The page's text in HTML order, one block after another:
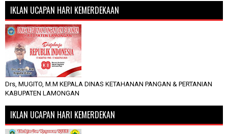
IKLAN UCAPAN HARI KEMERDEKAAN
Drs, MUGITO, M.M KEPALA DINAS KETAHANAN PANGAN & PERTANIAN
KABUPATEN LAMONGAN
IKLAN UCAPAN HARI KEMERDEKAN